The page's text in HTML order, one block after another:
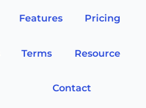
Features Pricing
Terms Resource
Contact